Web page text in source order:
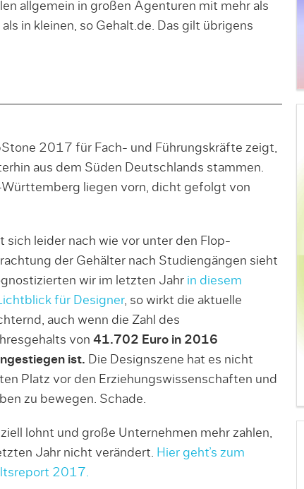
allgemein in großen Agenturen mit mehr als
in kleinen, so Gehalt.de. Das gilt übrigens
2017 für Fach- und Führungskräfte zeigt,
aus dem Süden Deutschlands stammen.
Württemberg liegen vorn, dicht gefolgt von
sich leider nach wie vor unter den Flop-
der Gehälter nach Studiengängen sieht
wir im letzten Jahr in diesem
für Designer, so wirkt die aktuelle
auch wenn die Zahl des
von 41.702 Euro in 2016
ist. Die Designszene hat es nicht
Platz vor den Erziehungswissenschaften und
zu bewegen. Schade.
lohnt und große Unternehmen mehr zahlen,
Jahr nicht verändert. Hier geht’s zum
2017.